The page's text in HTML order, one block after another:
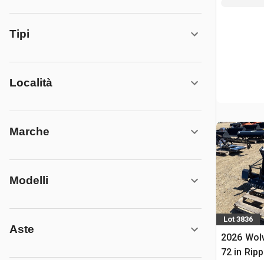
Tipi
Località
Marche
Modelli
Aste
Lot 3836
2026
72 in